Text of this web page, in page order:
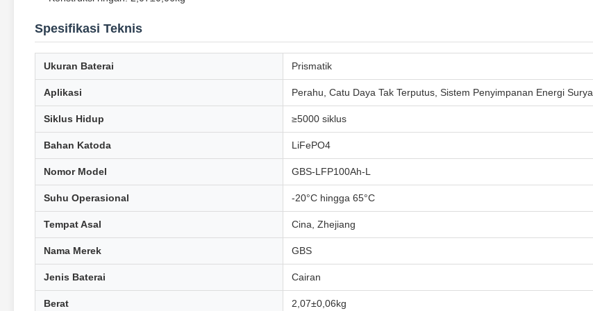
Spesifikasi Teknis
Ukuran Baterai Prismatik
Aplikasi Perahu, Catu Daya Tak Terputus, Sistem Penyimpanan Energi Surya
Siklus Hidup ≥5000 siklus
Bahan Katoda LiFePO4
Nomor Model GBS-LFP100Ah-L
Suhu Operasional -20°C hingga 65°C
Tempat Asal Cina, Zhejiang
Nama Merek GBS
Jenis Baterai Cairan
Berat 2,07±0,06kg